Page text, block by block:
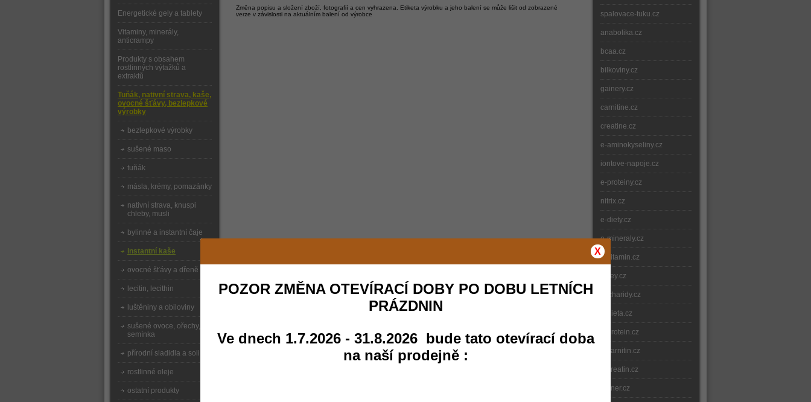
Změna popisu a složení zboží, fotografií a cen vyhrazena. Etiketa výrobku a jeho balení se může lišit od zobrazené
verze v závislosti na aktuálním balení od výrobce
Energetické gely a tablety
Vitaminy, minerály,
anticrampy
Produkty s obsahem
rostlinných výtažků a
extraktů
Tuňák, nativní strava, kaše,
ovocné šťávy, bezlepkové
výrobky
bezlepkové výrobky
sušené maso
tuňák
másla, krémy, pomazánky
nativní strava, knuspi
chleby, musli
bylinné a instantní čaje
instantní kaše
ovocné šťávy a dřeně
lecitin, lecithin
luštěniny a obiloviny
sušené ovoce, ořechy,
semínka
přírodní sladidla a soli
rostlinné oleje
ostatní produkty
spalovace-tuku.cz
anabolika.cz
bcaa.cz
bilkoviny.cz
gainery.cz
carnitine.cz
creatine.cz
e-aminokyseliny.cz
iontove-napoje.cz
e-proteiny.cz
nitrix.cz
e-diety.cz
e-mineraly.cz
e-vitamin.cz
whey.cz
sacharidy.cz
e-dieta.cz
e-protein.cz
e-karnitin.cz
e-kreatin.cz
gainer.cz
X
POZOR ZMĚNA OTEVÍRACÍ DOBY PO DOBU LETNÍCH
PRÁZDNIN
Ve dnech 1.7.2026 - 31.8.2026 bude tato otevírací doba
na naší prodejně :